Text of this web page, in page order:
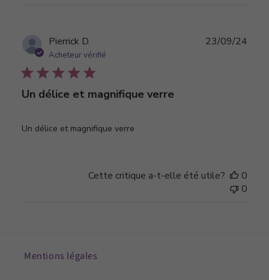
Pierrick D.
Acheteur vérifié
Un délice et magnifique verre
Un délice et magnifique verre
23/09/24
Cette critique a-t-elle été utile?
0
0
Mentions légales